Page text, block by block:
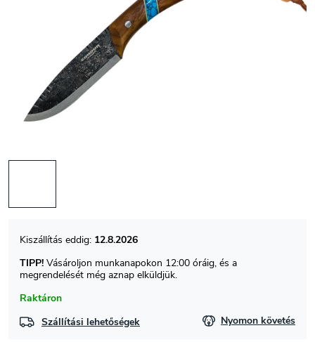
Raktáron
12.8.2026
TIPP! Vásároljon munkanapokon 12:00 óráig, és a
megrendelését még aznap elküldjük.
Szállítási lehetőségek Nyomon követés